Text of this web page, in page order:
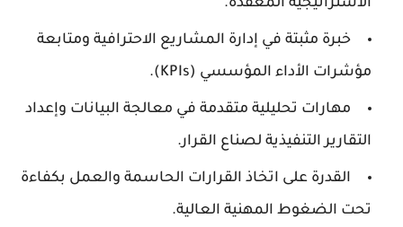
خبرة مثبتة في إدارة المشاريع الاحترافية ومتابعة
مؤشرات الأداء المؤسسي (KPIs).
مهارات تحليلية متقدمة في معالجة البيانات وإعداد
التقارير التنفيذية لصناع القرار.
القدرة على اتخاذ القرارات الحاسمة والعمل بكفاءة
تحت الضغوط المهنية العالية.